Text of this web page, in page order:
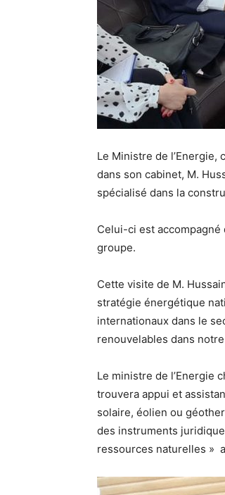
Le Ministre de l’Energie,
dans son cabinet, M.
spécialisé dans la
Celui-ci est
groupe.
Cette visite de M.
stratégie énergétique
internationaux dans le
renouvelables dans
Le ministre de l’Energie
trouvera appui et
solaire, éolien ou
des instruments
ressources naturelles »